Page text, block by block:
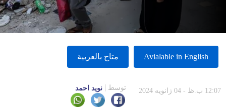
Avialable in English متاح بالعربية
12:07 ب.ظ - 04 ژانویه 2024 توسط نوید احمد